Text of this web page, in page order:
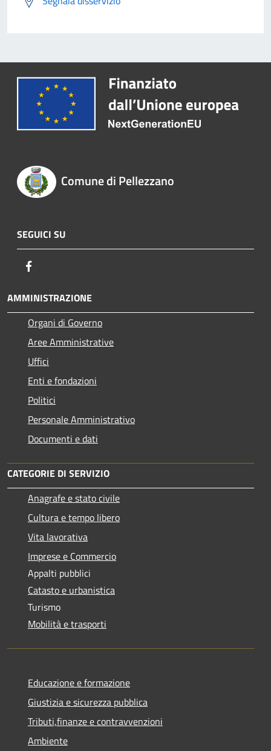
Comune di Pellezzano
SEGUICI SU
AMMINISTRAZIONE
Organi di Governo
Aree Amministrative
Uffici
Enti e fondazioni
Politici
Personale Amministrativo
Documenti e dati
CATEGORIE DI SERVIZIO
Anagrafe e stato civile
Cultura e tempo libero
Vita lavorativa
Imprese e Commercio
Appalti pubblici
Catasto e urbanistica
Turismo
Mobilità e trasporti
Educazione e formazione
Giustizia e sicurezza pubblica
Tributi,finanze e contravvenzioni
Ambiente